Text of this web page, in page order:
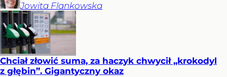
Jowita Flankowska
Chciał złowić suma, za haczyk chwycił „krokodyl
z głębin”. Gigantyczny okaz